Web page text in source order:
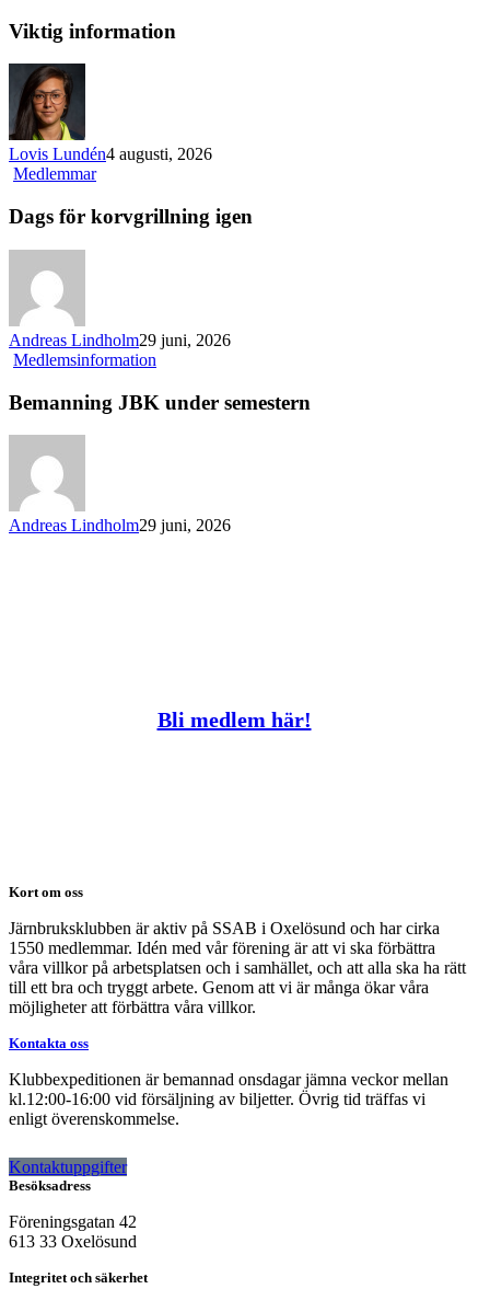
Viktig information
Lovis Lundén4 augusti, 2026
MedlemmarDags
korvgrillning
Dags för korvgrillning igen
Andreas Lindholm29 juni, 2026
Medlemsinformation
under
Bemanning JBK under semestern
Andreas Lindholm29 juni, 2026
Bli medlem här!
Kort om oss
Järnbruksklubben är aktiv på SSAB i Oxelösund och har cirka
1550 medlemmar. Idén med vår förening är att vi ska förbättra
våra villkor på arbetsplatsen och i samhället, och att alla ska ha rätt
till ett bra och tryggt arbete. Genom att vi är många ökar våra
möjligheter att förbättra våra villkor.
Kontakta oss
Klubbexpeditionen är bemannad onsdagar jämna veckor mellan
kl.12:00-16:00 vid försäljning av biljetter. Övrig tid träffas vi
enligt överenskommelse.
Kontaktuppgifter
Besöksadress
Föreningsgatan 42
613 33 Oxelösund
Integritet och säkerhet